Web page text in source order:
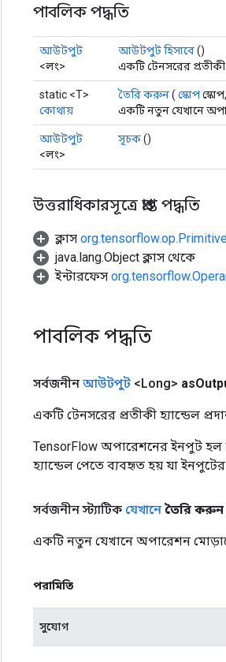
পাবলিক পদ্ধতি
আউটপুট
<লং>
আউটপুট হিসাবে()
একটি টেনসরের প্রতীকী
static <T>
কোথায়
তৈরি করুন( স্কোপস্কোপ,
একটি নতুন যেখানে
আউটপুট
<লং>
সূচক()
উত্তরাধিকারসূত্রে প্রাপ্ত পদ্ধতি
ক্লাস
java.lang.Object ক্লাস থেকে
ইন্টারফেস
পাবলিক পদ্ধতি
সর্বজনীন আউটপুট <Long> as
একটি টেনসরের প্রতীকী হ্যান্ডেল
TensorFlow অপারেশনের ইনপুট হল
হ্যান্ডেল পেতে ব্যবহৃত হয় যা ইনপুটের
সর্বজনীন স্ট্যাটিক যেখানে তৈরি করুন
একটি নতুন যেখানে অপারেশন
পরামিতি
সুযোগ